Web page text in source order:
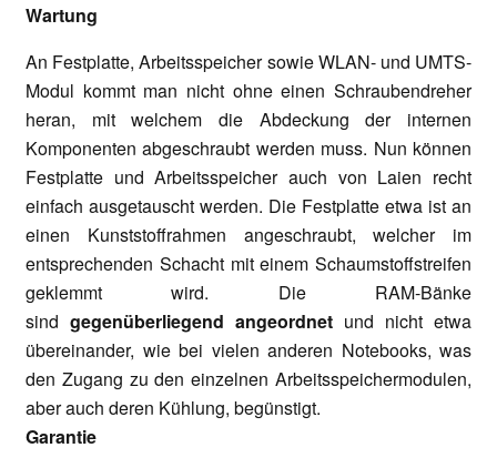
Wartung
An Festplatte, Arbeitsspeicher sowie WLAN- und UMTS-
Modul kommt man nicht ohne einen Schraubendreher
heran, mit welchem die Abdeckung der internen
Komponenten abgeschraubt werden muss. Nun können
Festplatte und Arbeitsspeicher auch von Laien recht
einfach ausgetauscht werden. Die Festplatte etwa ist an
einen Kunststoffrahmen angeschraubt, welcher im
entsprechenden Schacht mit einem Schaumstoffstreifen
geklemmt wird. Die RAM-Bänke
sind gegenüberliegend angeordnet und nicht etwa
übereinander, wie bei vielen anderen Notebooks, was
den Zugang zu den einzelnen Arbeitsspeichermodulen,
aber auch deren Kühlung, begünstigt.
Garantie